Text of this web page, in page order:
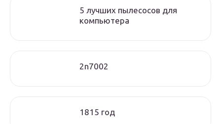
5 лучших пылесосов для
компьютера
2n7002
1815 год